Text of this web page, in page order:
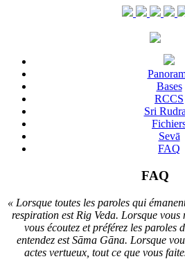
Bases
RCCS
Sri
Sevā
FAQ
FAQ
« Lorsque toutes les paroles qui
respiration est Rig Veda. Lorsque vous
vous écoutez et préférez les paroles
entendez est Sāma Gāna. Lorsque
actes vertueux, tout ce que vous